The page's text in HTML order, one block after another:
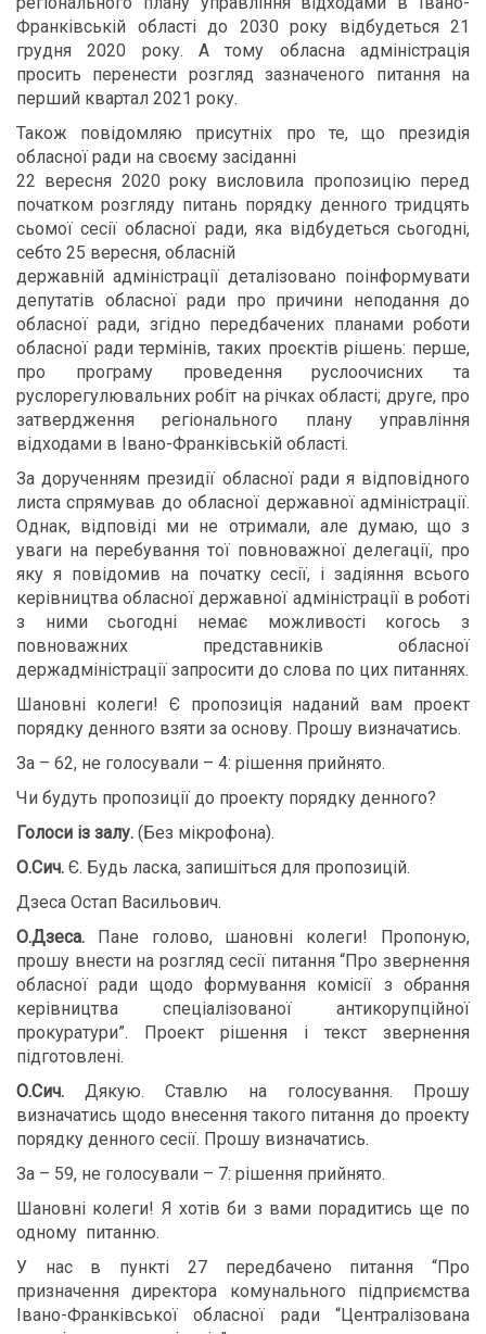
Франківській області до 2030 року відбудеться 21
грудня 2020 року. А тому обласна адміністрація
просить перенести розгляд зазначеного питання на
перший квартал 2021 року.
Також повідомляю присутніх про те, що президія
обласної ради на своєму засіданні
22 вересня 2020 року висловила пропозицію перед
початком розгляду питань порядку денного тридцять
сьомої сесії обласної ради, яка відбудеться сьогодні,
себто 25 вересня, обласній
державній адміністрації деталізовано поінформувати
депутатів обласної ради про причини неподання до
обласної ради, згідно передбачених планами роботи
обласної ради термінів, таких проєктів рішень: перше,
про програму проведення руслоочисних та
руслорегулювальних робіт на річках області; друге, про
затвердження регіонального плану управління
відходами в Івано-Франківській області.
За дорученням президії обласної ради я відповідного
листа спрямував до обласної державної адміністрації.
Однак, відповіді ми не отримали, але думаю, що з
уваги на перебування тої повноважної делегації, про
яку я повідомив на початку сесії, і задіяння всього
керівництва обласної державної адміністрації в роботі
з ними сьогодні немає можливості когось з
повноважних представників обласної
держадміністрації запросити до слова по цих питаннях.
Шановні колеги! Є пропозиція наданий вам проект
порядку денного взяти за основу. Прошу визначатись.
За – 62, не голосували – 4: рішення прийнято.
Чи будуть пропозиції до проекту порядку денного?
Голоси із залу. (Без мікрофона).
О.Сич. Є. Будь ласка, запишіться для пропозицій.
Дзеса Остап Васильович.
О.Дзеса. Пане голово, шановні колеги! Пропоную,
прошу внести на розгляд сесії питання “Про звернення
обласної ради щодо формування комісії з обрання
керівництва спеціалізованої антикорупційної
прокуратури”. Проект рішення і текст звернення
підготовлені.
О.Сич. Дякую. Ставлю на голосування. Прошу
визначатись щодо внесення такого питання до проекту
порядку денного сесії. Прошу визначатись.
За – 59, не голосували – 7: рішення прийнято.
Шановні колеги! Я хотів би з вами порадитись ще по
одному питанню.
У нас в пункті 27 передбачено питання “Про
призначення директора комунального підприємства
Івано-Франківської обласної ради “Централізована